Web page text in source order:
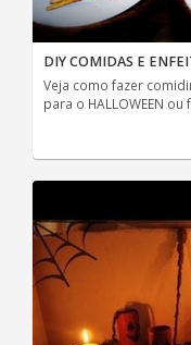
DIY COMIDAS E
Veja como fazer
para o HALLOWEEN